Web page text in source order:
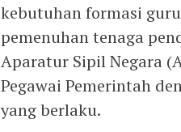
kebutuhan formasi
pemenuhan tenaga
Aparatur Sipil Negara
Pegawai Pemerintah
yang berlaku.